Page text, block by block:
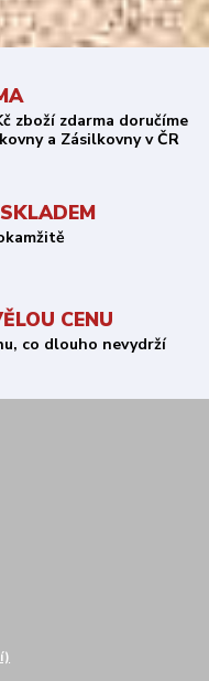
zboží zdarma doručíme
a Zásilkovny v ČR
CENU
co dlouho nevydrží